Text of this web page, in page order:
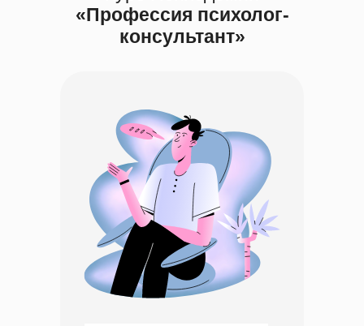
«Профессия психолог-
консультант»